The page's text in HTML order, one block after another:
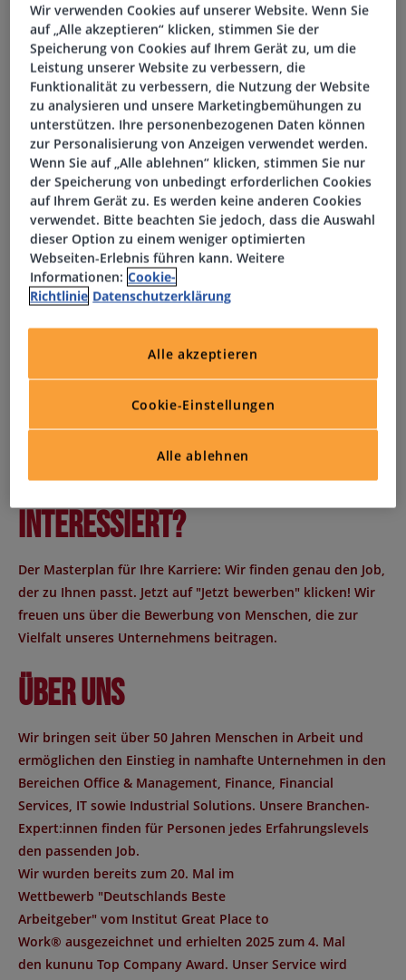
Ihre Aufgaben
Erstellung der Monats- und Jahresabschlüsse nach HGB
Kontenabstimmung, Rückstellungen und
Abgrenzungen
Prüfung und Verbuchung laufender Geschäftsvorfälle
Unterstützung im Reporting und Controlling
Enge Zusammenarbeit mit Steuerberatern und
Wirtschaftsprüfern
Ihr Profil
Erfolgreich abgeschlossene kaufmännische Ausbildung
oder Weiterbildung zum Bilanzbuchhalter (m/w/d)
Berufserfahrung im Rechnungswesen oder in der
Finanzbuchhaltung
Gute Kenntnisse im Umgang mit ERP-Systemen
Selbstständige, strukturierte Arbeitsweise
Interessiert?
Der Masterplan für Ihre Karriere: Wir finden genau den Job,
der zu Ihnen passt. Jetzt auf "Jetzt bewerben" klicken! Wir
freuen uns über die Bewerbung von Menschen, die zur
Vielfalt unseres Unternehmens beitragen.
Über uns
Wir bringen seit über 50 Jahren Menschen in Arbeit und
ermöglichen den Einstieg in namhafte Unternehmen in den
Bereichen Office & Management, Finance, Financial
Services, IT sowie Industrial Solutions. Unsere Branchen-
Expert:innen finden für Personen jedes Erfahrungslevels
den passenden Job.
Wir wurden bereits zum 20. Mal im
Wettbewerb "Deutschlands Beste
Arbeitgeber" vom Institut Great Place to
Work® ausgezeichnet und erhielten 2025 zum 4. Mal
den kununu Top Company Award. Unser Service wird
Wir verwenden Cookies auf unserer Website. Wenn Sie
auf „Alle akzeptieren“ klicken, stimmen Sie der
Speicherung von Cookies auf Ihrem Gerät zu, um die
Leistung unserer Website zu verbessern, die
Funktionalität zu verbessern, die Nutzung der Website
zu analysieren und unsere Marketingbemühungen zu
unterstützen. Ihre personenbezogenen Daten können
zur Personalisierung von Anzeigen verwendet werden.
Wenn Sie auf „Alle ablehnen“ klicken, stimmen Sie nur
der Speicherung von unbedingt erforderlichen Cookies
auf Ihrem Gerät zu. Es werden keine anderen Cookies
verwendet. Bitte beachten Sie jedoch, dass die Auswahl
dieser Option zu einem weniger optimierten
Webseiten-Erlebnis führen kann. Weitere
Informationen: Cookie-
Richtlinie Datenschutzerklärung
Cookie-Einstellungen
Alle ablehnen
Alle akzeptieren